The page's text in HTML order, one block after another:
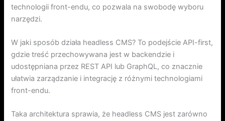
technologii front-endu, co pozwala na swobodę wyboru
narzędzi.
W jaki sposób działa headless CMS? To podejście API-first,
gdzie treść przechowywana jest w backendzie i
udostępniana przez REST API lub GraphQL, co znacznie
ułatwia zarządzanie i integrację z różnymi technologiami
front-endu.
Taka architektura sprawia, że headless CMS jest zarówno